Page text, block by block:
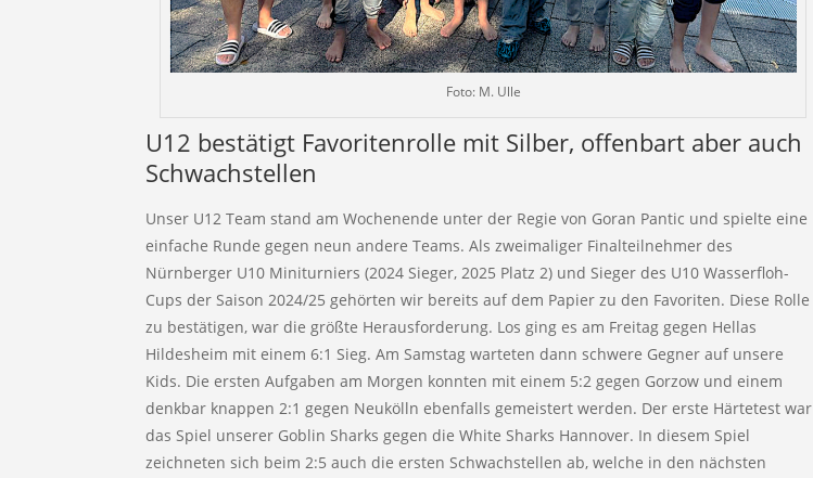
Foto: M. Ulle
U12 bestätigt Favoritenrolle mit Silber, offenbart aber auch
Schwachstellen
Unser U12 Team stand am Wochenende unter der Regie von Goran Pantic und spielte eine
einfache Runde gegen neun andere Teams. Als zweimaliger Finalteilnehmer des
Nürnberger U10 Miniturniers (2024 Sieger, 2025 Platz 2) und Sieger des U10 Wasserfloh-
Cups der Saison 2024/25 gehörten wir bereits auf dem Papier zu den Favoriten. Diese Rolle
zu bestätigen, war die größte Herausforderung. Los ging es am Freitag gegen Hellas
Hildesheim mit einem 6:1 Sieg. Am Samstag warteten dann schwere Gegner auf unsere
Kids. Die ersten Aufgaben am Morgen konnten mit einem 5:2 gegen Gorzow und einem
denkbar knappen 2:1 gegen Neukölln ebenfalls gemeistert werden. Der erste Härtetest war
das Spiel unserer Goblin Sharks gegen die White Sharks Hannover. In diesem Spiel
zeichneten sich beim 2:5 auch die ersten Schwachstellen ab, welche in den nächsten